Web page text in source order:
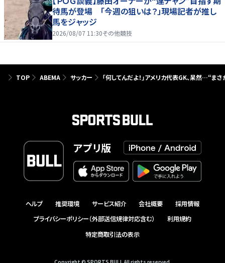
待馬が登場 「今週の狙いは？」現場記者が推し
馬をジャッジ
2026/08/07 11:30その他競技
TOP ABEMA サッカー 「何してんだよ！」アメリカ代表GK、呆然…“ま
アプリ版
ヘルプ 推奨環境 サービス紹介 会社概要
採用情報
プライバシーポリシー（外部送信規律対応含む）
利用規約
特定商取引法の表示